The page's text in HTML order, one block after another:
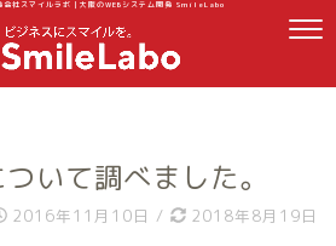
社スマイルラボ｜大阪のWEBシステム開発 SmileLabo
いて調べました。
2016年11月10日 / 2018年8月19日